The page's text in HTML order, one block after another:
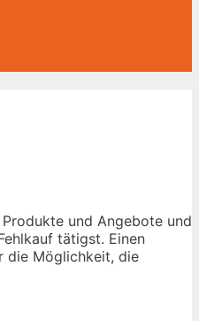
und Angebote und
tätigst. Einen
die Möglichkeit, die